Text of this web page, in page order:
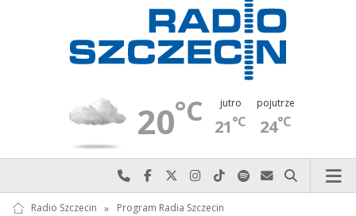
20°C jutro
21°C
pojutrze
24°C
Najlepiej po prostu do nas zadzwoń
Odwiedź nas na Facebook-u
Odwiedź nas na X
Odwiedź nas na Instagram-ie
Odwiedź nas na TikTok-u
Szukaj nas na Spotify
Wyślij do nas
Szukaj
Radio Szczecin » Program Radia Szczecin